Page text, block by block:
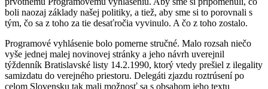
boli naozaj základy našej politiky, a tiež, aby sme si to porovnali s
tým, čo sa z toho za tie desaťročia vyvinulo. A čo z toho zostalo.
Programové vyhlásenie bolo pomerne stručné. Malo rozsah niečo
vyše jednej malej novinovej stránky a jeho návrh uverejnil
týždenník Bratislavské listy 14.2.1990, ktorý vtedy prešiel z ilegality
samizdatu do verejného priestoru. Delegáti zjazdu roztrúsení po
celom Slovensku tak mali možnosť sa s obsahom jeho textu